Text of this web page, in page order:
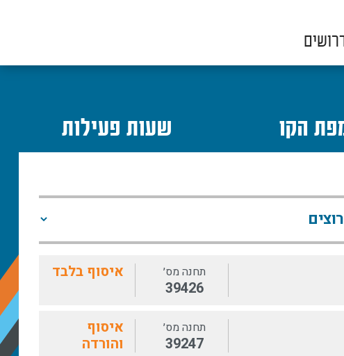
הקו שעות פעילות
תחנה מס׳
39426
איסוף בלבד
תחנה מס׳
39247
איסוף
והורדה